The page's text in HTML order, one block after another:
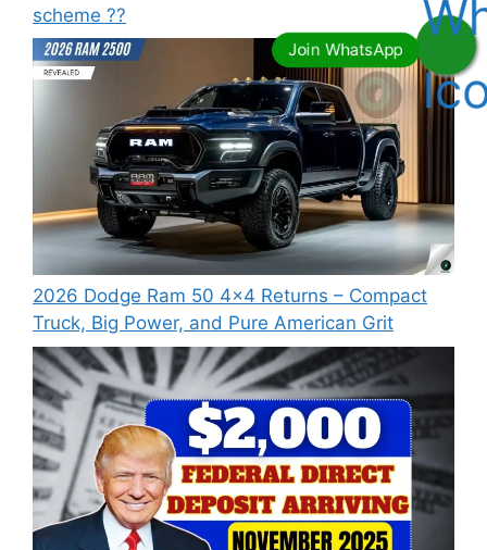
scheme ??
2026 Dodge Ram 50 4×4 Returns – Compact
Truck, Big Power, and Pure American Grit